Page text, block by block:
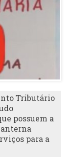
Tributário
possuem a
para a